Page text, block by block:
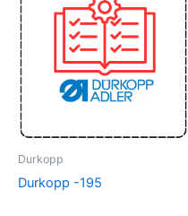
Durkopp
Durkopp -195